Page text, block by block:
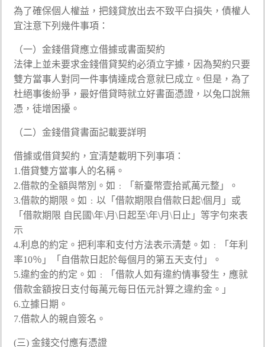
為了確保個人權益，把錢貸放出去不致平白損失，債權人
宜注意下列幾件事項：
（一）金錢借貸應立借據或書面契約
法律上並未要求金錢借貸契約必須立字據，因為契約只要
雙方當事人對同一件事情達成合意就巳成立。但是，為了
杜絕事後紛爭，最好借貸時就立好書面憑證，以兔口說無
憑，徒增困擾。
（二）金錢借貸書面記載要詳明
借據或借貸契約，宜清楚載明下列事項：
1.借貸雙方當事人的名稱。
2.借款的全額與幣別。如﹕「新臺幣壹拾貳萬元整」。
3.借款的期限。如﹕以「借款期限自借款日起\個月」或
「借款期限 自民國\年\月\日起至\年\月\日止」等字句來表
示
4.利息的約定。把利率和支付方法表示清楚。如﹕「年利
率10％」「自借款日起於每個月的第五天支付」。
5.違約金的約定。如﹕「借款人如有違約情事發生，應就
借款金額按日支付每萬元每日伍元計算之違約金。」
6.立據日期。
7.借款人的親自簽名。
(三) 金錢交付應有憑證